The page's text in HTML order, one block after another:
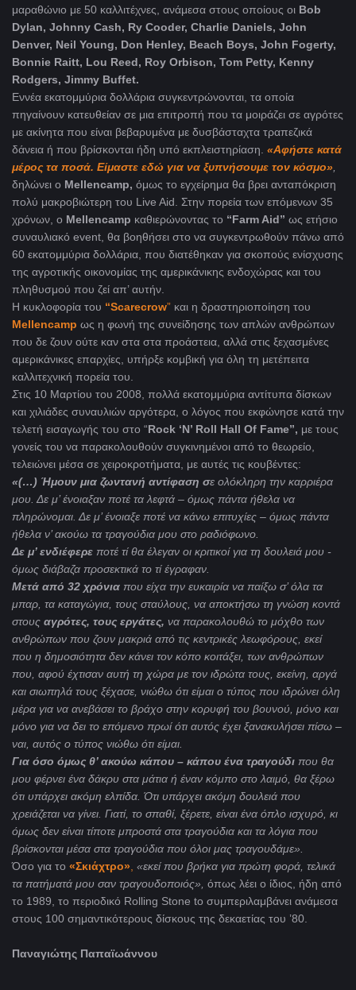
μαραθώνιο με 50 καλλιτέχνες, ανάμεσα στους οποίους οι Bob
Dylan, Johnny Cash, Ry Cooder, Charlie Daniels, John
Denver, Neil Young, Don Henley, Beach Boys, John Fogerty,
Bonnie Raitt, Lou Reed, Roy Orbison, Tom Petty, Kenny
Rodgers, Jimmy Buffet.
Εννέα εκατομμύρια δολλάρια συγκεντρώνονται, τα οποία
πηγαίνουν κατευθείαν σε μια επιτροπή που τα μοιράζει σε αγρότες
με ακίνητα που είναι βεβαρυμένα με δυσβάσταχτα τραπεζικά
δάνεια ή που βρίσκονται ήδη υπό εκπλειστηρίαση. «Αφήστε κατά
μέρος τα ποσά. Είμαστε εδώ για να ξυπνήσουμε τον κόσμο»,
δηλώνει ο Mellencamp, όμως το εγχείρημα θα βρει ανταπόκριση
πολύ μακροβιώτερη του Live Aid. Στην πορεία των επόμενων 35
χρόνων, ο Mellencamp καθιερώνοντας το “Farm Aid” ως ετήσιο
συναυλιακό event, θα βοηθήσει στο να συγκεντρωθούν πάνω από
60 εκατομμύρια δολλάρια, που διατέθηκαν για σκοπούς ενίσχυσης
της αγροτικής οικονομίας της αμερικάνικης ενδοχώρας και του
πληθυσμού που ζεί απ’ αυτήν.
Η κυκλοφορία του “Scarecrow” και η δραστηριοποίηση του
Mellencamp ως η φωνή της συνείδησης των απλών ανθρώπων
που δε ζουν ούτε καν στα στα προάστεια, αλλά στις ξεχασμένες
αμερικάνικες επαρχίες, υπήρξε κομβική για όλη τη μετέπειτα
καλλιτεχνική πορεία του.
Στις 10 Μαρτίου του 2008, πολλά εκατομμύρια αντίτυπα δίσκων
και χιλιάδες συναυλιών αργότερα, ο λόγος που εκφώνησε κατά την
τελετή εισαγωγής του στο “Rock ‘N’ Roll Hall Of Fame”, με τους
γονείς του να παρακολουθούν συγκινημένοι από το θεωρείο,
τελειώνει μέσα σε χειροκροτήματα, με αυτές τις κουβέντες:
«(…) Ήμουν μια ζωντανή αντίφαση σε ολόκληρη την καρριέρα
μου. Δε μ’ ένοιαξαν ποτέ τα λεφτά – όμως πάντα ήθελα να
πληρώνομαι. Δε μ’ ένοιαξε ποτέ να κάνω επιτυχίες – όμως πάντα
ήθελα ν’ ακούω τα τραγούδια μου στο ραδιόφωνο.
Δε μ’ ενδιέφερε ποτέ τί θα έλεγαν οι κριτικοί για τη δουλειά μου -
όμως διάβαζα προσεκτικά το τί έγραφαν.
Μετά από 32 χρόνια που είχα την ευκαιρία να παίξω σ’ όλα τα
μπαρ, τα καταγώγια, τους σταύλους, να αποκτήσω τη γνώση κοντά
στους αγρότες, τους εργάτες, να παρακολουθώ το μόχθο των
ανθρώπων που ζουν μακριά από τις κεντρικές λεωφόρους, εκεί
που η δημοσιότητα δεν κάνει τον κόπο κοιτάξει, των ανθρώπων
που, αφού έχτισαν αυτή τη χώρα με τον ιδρώτα τους, εκείνη, αργά
και σιωπηλά τους ξέχασε, νιώθω ότι είμαι ο τύπος που ιδρώνει όλη
μέρα για να ανεβάσει το βράχο στην κορυφή του βουνού, μόνο και
μόνο για να δει το επόμενο πρωί ότι αυτός έχει ξανακυλήσει πίσω –
ναι, αυτός ο τύπος νιώθω ότι είμαι.
Για όσο όμως θ’ ακούω κάπου – κάπου ένα τραγούδι που θα
μου φέρνει ένα δάκρυ στα μάτια ή έναν κόμπο στο λαιμό, θα ξέρω
ότι υπάρχει ακόμη ελπίδα. Ότι υπάρχει ακόμη δουλειά που
χρειάζεται να γίνει. Γιατί, το σπαθί, ξέρετε, είναι ένα όπλο ισχυρό, κι
όμως δεν είναι τίποτε μπροστά στα τραγούδια και τα λόγια που
βρίσκονται μέσα στα τραγούδια που όλοι μας τραγουδάμε».
Όσο για το «Σκιάχτρο», «εκεί που βρήκα για πρώτη φορά, τελικά
τα πατήματά μου σαν τραγουδοποιός», όπως λέει ο ίδιος, ήδη από
το 1989, το περιοδικό Rolling Stone to συμπεριλαμβάνει ανάμεσα
στους 100 σημαντικότερους δίσκους της δεκαετίας του ’80.
Παναγιώτης Παπαϊωάννου